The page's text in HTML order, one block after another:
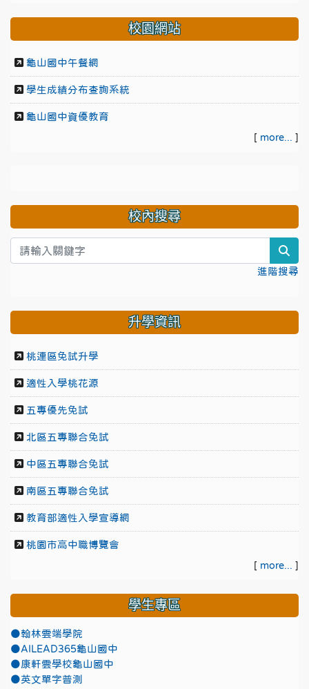
校園網站
龜山國中午餐網
學生成績分布查詢系統
龜山國中資優教育
[ more... ]
校內搜尋
進階搜尋
升學資訊
桃連區免試升學
適性入學桃花源
五專優先免試
北區五專聯合免試
中區五專聯合免試
南區五專聯合免試
教育部適性入學宣導網
桃園市高中職博覽會
[ more... ]
學生專區
●翰林雲端學院
●AILEAD365龜山國中
●康軒雲學校龜山國中
●英文單字普測